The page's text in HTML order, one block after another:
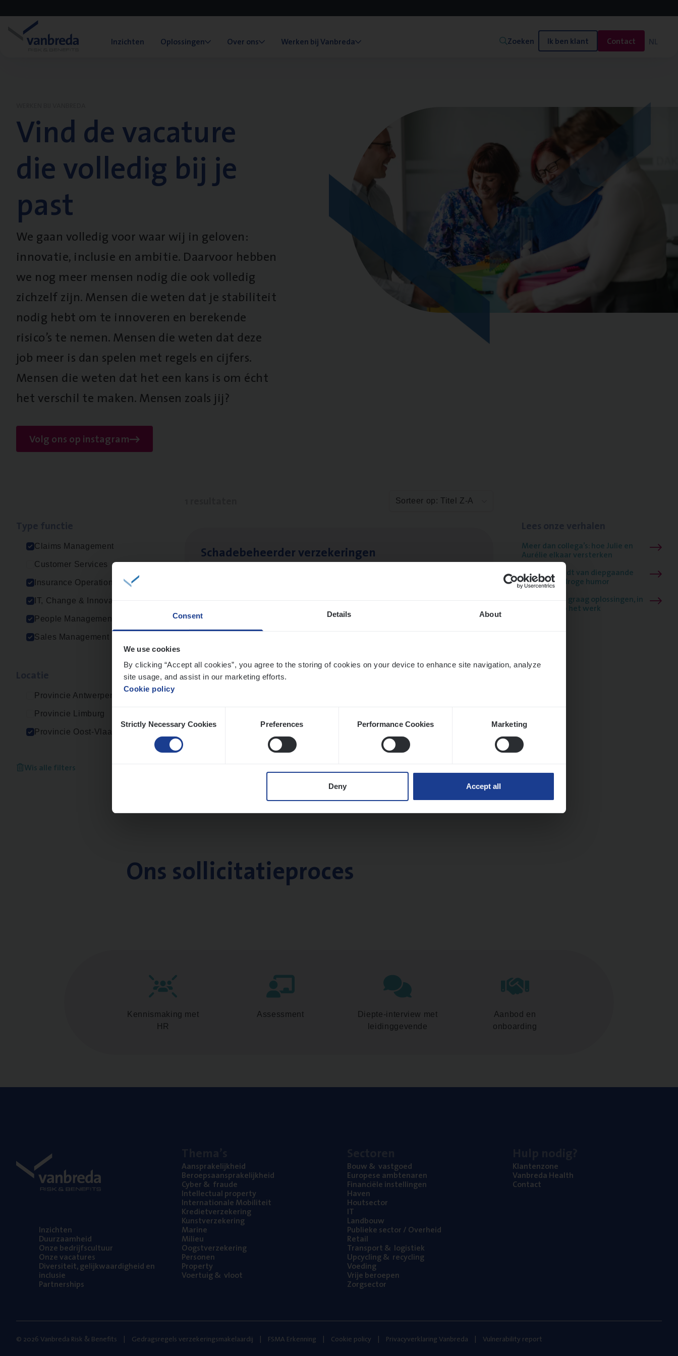
Consent Details About
We use cookies
By clicking “Accept all cookies”, you agree to the storing of cookies on your device to enhance site navigation, analyze
site usage, and assist in our marketing efforts.
Cookie policy
Selection
Strictly Necessary Cookies Preferences Performance Cookies Marketing
Deny Accept all
Inzichten Oplossingen Over ons Werken bij Vanbreda Zoeken Ik ben klant Contact NL
Vind de vacature
die volledig bij je
past
We gaan volledig voor waar wij in geloven:
innovatie, inclusie en ambitie. Daarvoor hebben
we nog meer mensen nodig die ook volledig
zichzelf zijn. Mensen die weten dat je stabiliteit
nodig hebt om te innoveren en berekende
risico’s te nemen. Mensen die weten dat deze
job meer is dan spelen met regels en cijfers.
Mensen die weten dat het een kans is om écht
het verschil te maken. Mensen zoals jij?
Volg ons op instagram
Claims Management
Customer Services
Insurance Operations
IT, Change & Innovation
People Management
Sales Management
Provincie Antwerpen
Provincie Limburg
Provincie Oost-Vlaanderen
Wis alle filters
Sorteer op: Titel Z-A
Scha­de­be­heer­der verzekeringen Meer dan collega’s: hoe Julie en
Aurélie elkaar versterken
Mathias houdt van diepgaande
dossiers én droge humor
Thalia zoekt graag oplossingen, in
games én op het werk
Ons sollicitatieproces
Kennismaking met
HR
Assessment
Diepte-interview met
leidinggevende
Aanbod en
onboarding
Inzich­ten
Duur­zaam­heid
Onze bedrijfs­cul­tuur
Onze vaca­tu­res
Diver­si­teit, gelijk­waar­dig­heid en
inclusie
Part­ner­ships
Aan­spra­ke­lijk­heid
Beroeps­aan­spra­ke­lijk­heid
Cyber& fraude
Intel­lec­tu­al property
Inter­na­ti­o­na­le Mobiliteit
Kre­diet­ver­ze­ke­ring
Kunst­ver­ze­ke­ring
Mari­ne
Mili­eu
Oogst­ver­ze­ke­ring
Per­so­nen
Pro­per­ty
Voer­tuig& vloot
Bouw& vastgoed
Euro­pe­se ambtenaren
Finan­ci­ë­le instellingen
Haven
Hout­sec­tor
IT
Land­bouw
Publie­ke sec­tor / Overheid
Retail
Trans­port& logistiek
Upcy­cling& recycling
Voe­ding
Vrije beroe­pen
Zorg­sec­tor
Klan­ten­zo­ne
Van­b­re­da Health
Con­tact
© 2026 Vanbreda Risk & Benefits Gedragsregels verzekeringsmakelaardij FSMA Erkenning Cookie policy Privacyverklaring Vanbreda Vulnerability report